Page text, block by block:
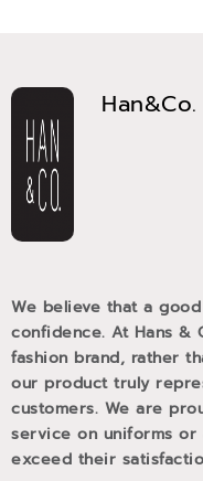
Han&Co.
We believe that a
confidence. At Hans &
fashion brand, rather
our product truly
customers. We are
service on uniforms
exceed their